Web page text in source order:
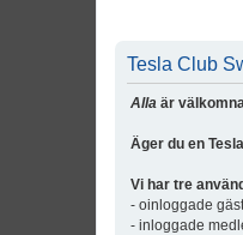
Tesla Club
Alla är
Äger du en
Vi har tre
- oinloggade
- inloggade